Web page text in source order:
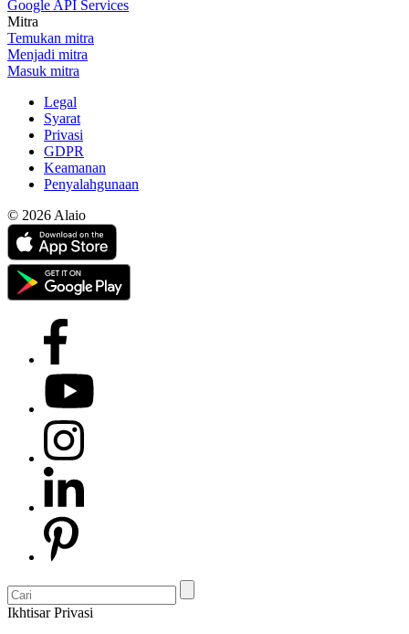
Google API Services
Mitra
Temukan mitra
Menjadi mitra
Masuk mitra
Legal
Syarat
Privasi
GDPR
Keamanan
Penyalahgunaan
© 2026 Alaio
Ikhtisar Privasi